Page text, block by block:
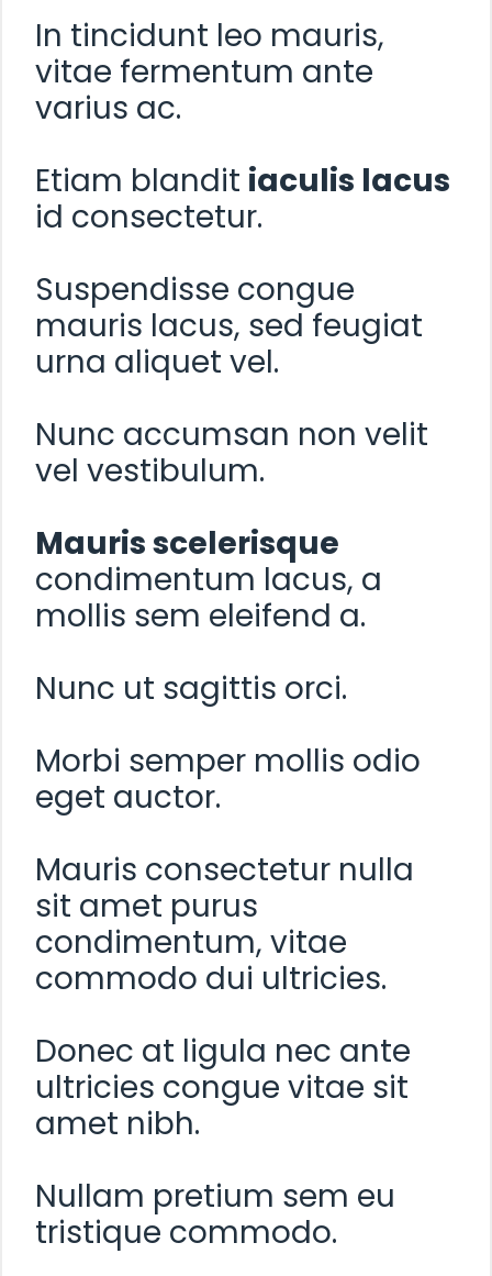
In tincidunt leo mauris,
vitae fermentum ante
varius ac.
Etiam blandit iaculis lacus
id consectetur.
Suspendisse congue
mauris lacus, sed feugiat
urna aliquet vel.
Nunc accumsan non velit
vel vestibulum.
Mauris scelerisque
condimentum lacus, a
mollis sem eleifend a.
Nunc ut sagittis orci.
Morbi semper mollis odio
eget auctor.
Mauris consectetur nulla
sit amet purus
condimentum, vitae
commodo dui ultricies.
Donec at ligula nec ante
ultricies congue vitae sit
amet nibh.
Nullam pretium sem eu
tristique commodo.